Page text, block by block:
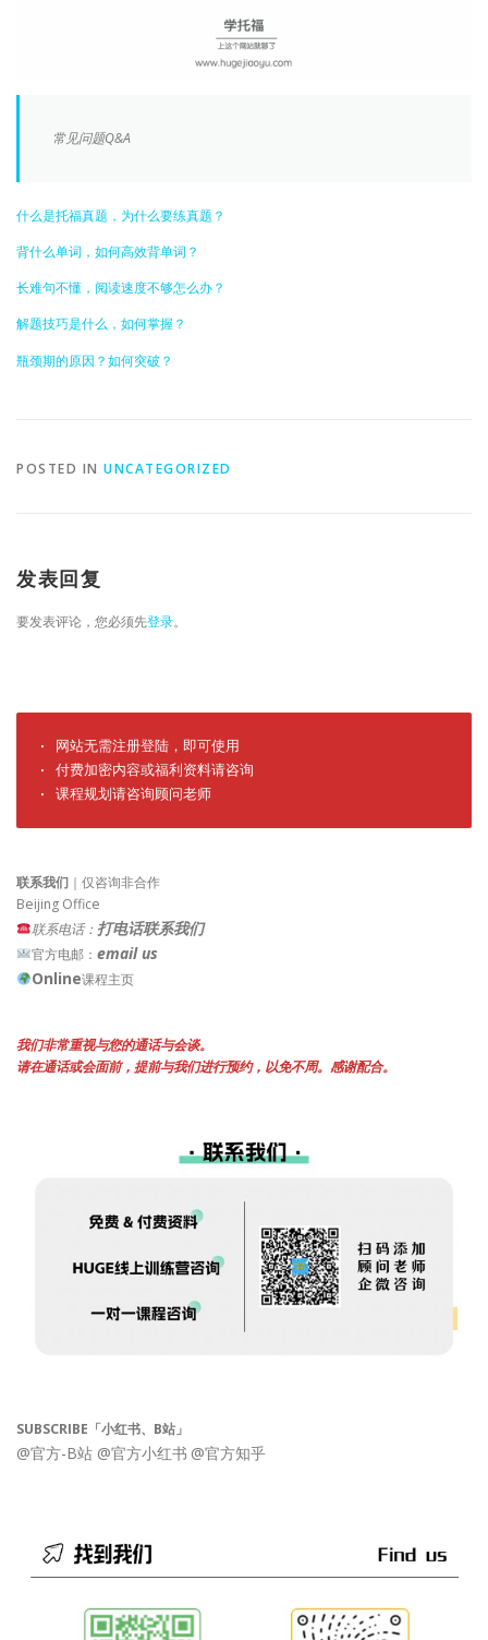
常见问题Q&A
什么是托福真题，为什么要练真题？
背什么单词，如何高效背单词？
长难句不懂，阅读速度不够怎么办？
解题技巧是什么，如何掌握？
瓶颈期的原因？如何突破？
POSTED IN UNCATEGORIZED
发表回复
要发表评论，您必须先登录。
· 网站无需注册登陆，即可使用
· 付费加密内容或福利资料请咨询
· 课程规划请咨询顾问老师
联系我们 ｜仅咨询非合作
Beijing Office
联系电话： 打电话联系我们
官方电邮： email us
Online课程主页
我们非常重视与您的通话与会谈。
请在通话或会面前，提前与我们进行预约，以免不周。感谢配合。
SUBSCRIBE「小红书、B站」
@官方-B站 @官方小红书 @官方知乎